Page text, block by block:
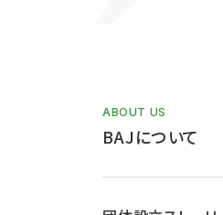
ABOUT US
BAJについて